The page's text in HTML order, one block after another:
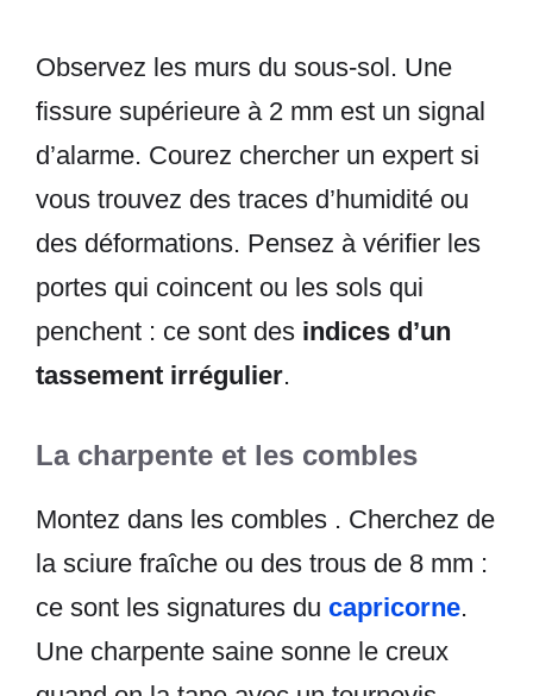
Observez les murs du sous-sol. Une
fissure supérieure à 2 mm est un signal
d’alarme. Courez chercher un expert si
vous trouvez des traces d’humidité ou
des déformations. Pensez à vérifier les
portes qui coincent ou les sols qui
penchent : ce sont des indices d’un
tassement irrégulier.
La charpente et les combles
Montez dans les combles . Cherchez de
la sciure fraîche ou des trous de 8 mm :
ce sont les signatures du capricorne.
Une charpente saine sonne le creux